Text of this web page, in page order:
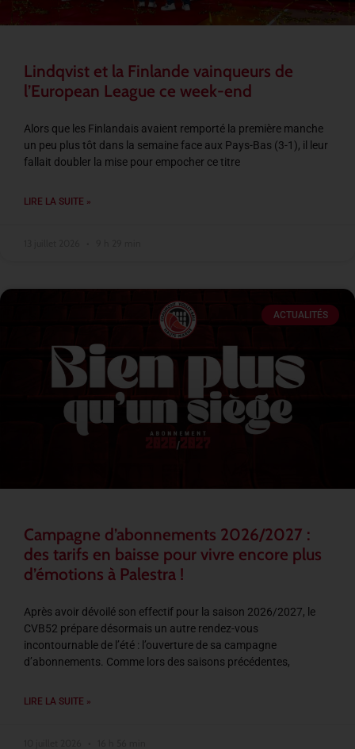
Lindqvist et la Finlande vainqueurs de
l’European League ce week-end
Alors que les Finlandais avaient remporté la première manche
un peu plus tôt dans la semaine face aux Pays-Bas (3-1), il leur
fallait doubler la mise pour empocher ce titre
LIRE LA SUITE »
ACTUALITÉS
Campagne d’abonnements 2026/2027 :
des tarifs en baisse pour vivre encore plus
d’émotions à Palestra !
Après avoir dévoilé son effectif pour la saison 2026/2027, le
CVB52 prépare désormais un autre rendez-vous
incontournable de l’été : l’ouverture de sa campagne
d’abonnements. Comme lors des saisons précédentes,
LIRE LA SUITE »